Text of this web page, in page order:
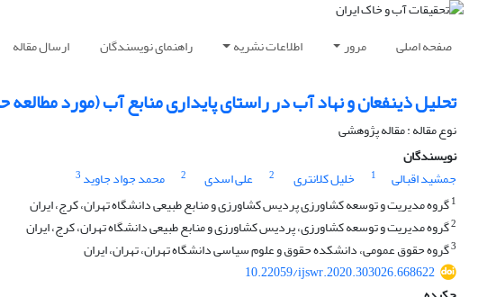
صفحه اصلی مرور اطلاعات نشریه راهنمای نویسندگان ارسال مقاله
تحلیل ذینفعان و نهاد آب در راستای پایداری منابع آب (مورد
نوع مقاله : مقاله پژوهشی
نویسندگان
جمشید اقبالی
1 خلیل کلانتری 2 علی اسدی 2 محمد جواد جاوید 3
1گروه مدیریت و توسعه کشاورزی پردیس کشاورزی و منابع طبیعی دانشگاه تهران، کرج، ایران
2گروه مدیریت و توسعه کشاورزی، پردیس کشاورزی و منابع طبیعی دانشگاه تهران، کرج، ایران
3گروه حقوق عمومی، دانشکده حقوق و علوم سیاسی دانشگاه تهران، تهران، ایران
10.22059/ijswr.2020.303026.668622